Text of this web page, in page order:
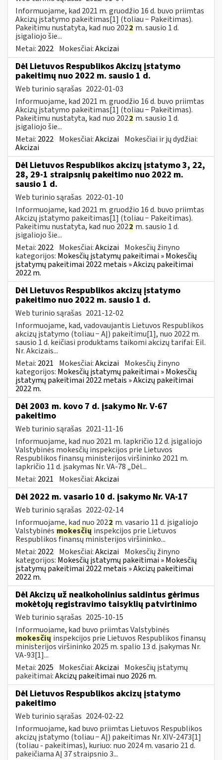
Informuojame, kad 2021 m. gruodžio 16 d. buvo priimtas
Akcizų įstatymo pakeitimas[1] (toliau − Pakeitimas).
Pakeitimu nustatyta, kad nuo 2022 m. sausio 1 d.
įsigaliojo šie...
Metai: 2022 Mokesčiai:Akcizai
Dėl Lietuvos Respublikos Akcizų įstatymo
pakeitimų nuo 2022 m. sausio 1 d.
Web turinio sąrašas 2022-01-03
Informuojame, kad 2021 m. gruodžio 16 d. buvo priimtas
Akcizų įstatymo pakeitimas[1] (toliau − Pakeitimas).
Pakeitimu nustatyta, kad nuo 2022 m. sausio 1 d.
įsigaliojo šie...
Metai: 2022 Mokesčiai:Akcizai Mokesčiai ir jų dydžiai:
Akcizai
Dėl Lietuvos Respublikos akcizų įstatymo 3, 22,
28, 29-1 straipsnių pakeitimo nuo 2022 m.
sausio 1 d.
Web turinio sąrašas 2022-01-10
Informuojame, kad 2021 m. gruodžio 16 d. buvo priimtas
Akcizų įstatymo pakeitimas[1] (toliau − Pakeitimas).
Pakeitimu nustatyta, kad nuo 2022 m. sausio 1 d.
įsigaliojo šie...
Metai: 2022 Mokesčiai:Akcizai Mokesčių žinyno
kategorijos: Mokesčių įstatymų pakeitimai » Mokesčių
įstatymų pakeitimai 2022 metais » Akcizų pakeitimai
2022 m.
Dėl Lietuvos Respublikos akcizų įstatymo
pakeitimo nuo 2022 m. sausio 1 d.
Web turinio sąrašas 2021-12-02
Informuojame, kad, vadovaujantis Lietuvos Respublikos
akcizų įstatymo (toliau − AĮ) pakeitimu[1], nuo 2022 m.
sausio 1 d. keičiasi produktams taikomi akcizų tarifai: Eil.
Nr. Akcizais...
Metai: 2021 Mokesčiai:Akcizai Mokesčių žinyno
kategorijos: Mokesčių įstatymų pakeitimai » Mokesčių
įstatymų pakeitimai 2022 metais » Akcizų pakeitimai
2022 m.
Dėl 2003 m. kovo 7 d. įsakymo Nr. V-67
pakeitimo
Web turinio sąrašas 2021-11-16
Informuojame, kad nuo 2021 m. lapkričio 12 d. įsigaliojo
Valstybinės mokesčių inspekcijos prie Lietuvos
Respublikos finansų ministerijos viršininko 2021 m.
lapkričio 11 d. įsakymas Nr. VA-78 „Dėl...
Metai: 2021 Mokesčiai:Akcizai
Dėl 2022 m. vasario 10 d. įsakymo Nr. VA-17
Web turinio sąrašas 2022-02-14
Informuojame, kad nuo 2022 m. vasario 11 d. įsigaliojo
Valstybinės mokesčių inspekcijos prie Lietuvos
Respublikos finansų ministerijos viršininko...
Metai: 2022 Mokesčiai:Akcizai Mokesčių žinyno
kategorijos: Mokesčių įstatymų pakeitimai » Mokesčių
įstatymų pakeitimai 2022 metais » Akcizų pakeitimai
2022 m.
Dėl Akcizų už nealkoholinius saldintus gėrimus
mokėtojų registravimo taisyklių patvirtinimo
Web turinio sąrašas 2025-10-15
Informuojame, kad buvo priimtas Valstybinės
mokesčių inspekcijos prie Lietuvos Respublikos finansų
ministerijos viršininko 2025 m. spalio 13 d. įsakymas Nr.
VA-93[1]...
Metai: 2025 Mokesčiai:Akcizai Mokesčių įstatymų
pakeitimai:Akcizų pakeitimai nuo 2026 m.
Dėl Lietuvos Respublikos akcizų įstatymo
pakeitimo
Web turinio sąrašas 2024-02-22
Informuojame, kad buvo priimtas Lietuvos Respublikos
akcizų įstatymo (toliau − AĮ) pakeitimas Nr. XIV-2473[1]
(toliau - pakeitimas), kuriuo: nuo 2024 m. vasario 21 d.
pakeičiama AĮ 37 straipsnio 3...